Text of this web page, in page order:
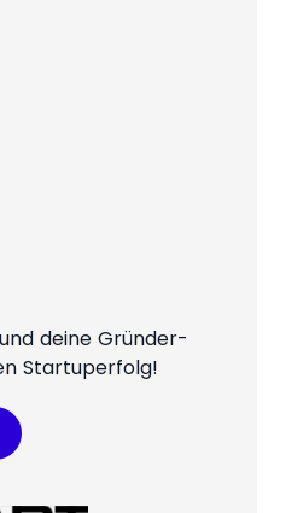
deine Gründer-
Startuperfolg!